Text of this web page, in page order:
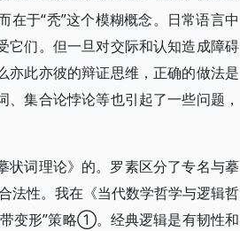
于“秃”这个模糊概念。日常语言中
它们。但一旦对交际和认知造成障碍
亦此亦彼的辩证思维，正确的做法是
集合论悖论等也引起了一些问题，
状词理论》的。罗素区分了专名与摹
法性。我在《当代数学哲学与逻辑哲
变形”策略①。经典逻辑是有韧性和